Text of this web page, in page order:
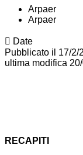
Arpaer
Arpaer
Date
Pubblicato il 17/2/
ultima modifica
RECAPITI